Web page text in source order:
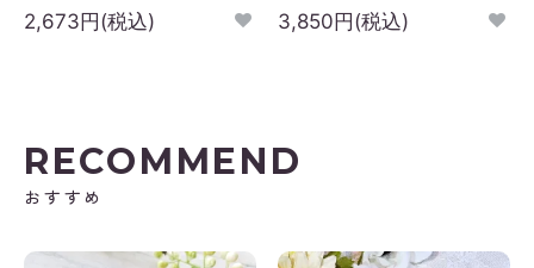
2,673円(税込)
3,850円(税込)
RECOMMEND
おすすめ